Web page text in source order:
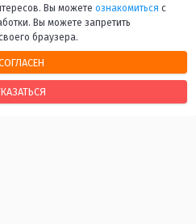
Вы можете ознакомиться с
Вы можете запретить
браузера.